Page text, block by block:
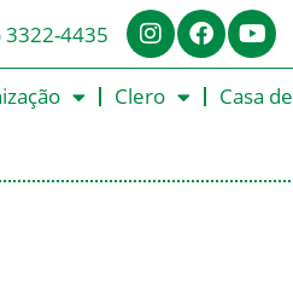
3322-4435
Clero Casa